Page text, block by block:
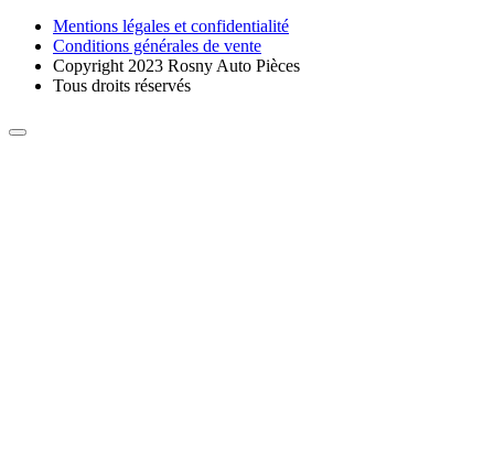
Mentions légales et confidentialité
Conditions générales de vente
Copyright 2023 Rosny Auto Pièces
Tous droits réservés